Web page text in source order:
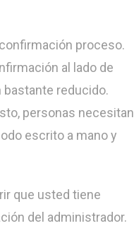
proceso.
al lado de
bastante reducido.
personas necesitan
escrito a mano y
que usted tiene
del administrador.